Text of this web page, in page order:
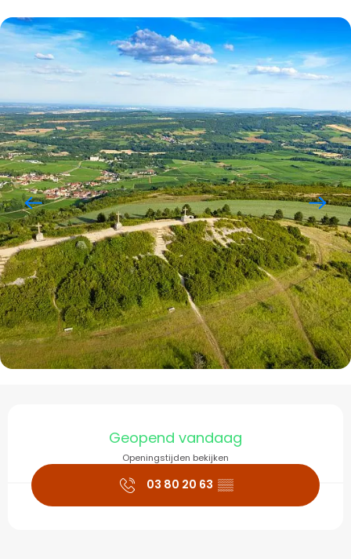
Openingstijden en
Geopend vandaag
Openingstijden bekijken
03 80 20 63 ▒▒